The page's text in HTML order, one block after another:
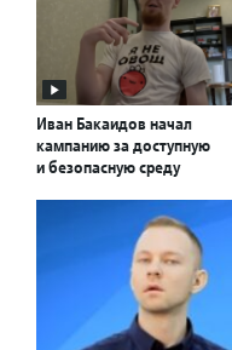
Иван Бакаидов начал
кампанию за доступную
и безопасную среду